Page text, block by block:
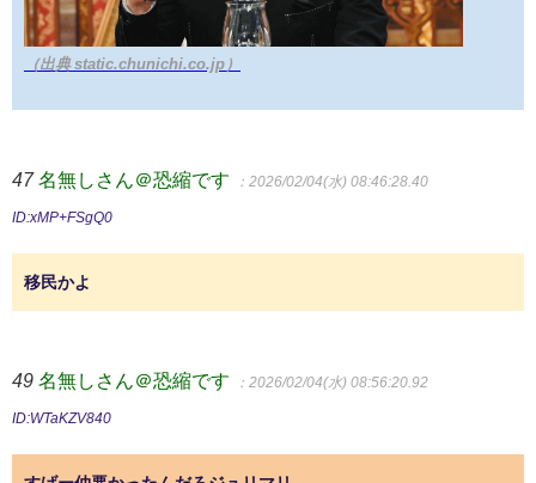
（出典 static.chunichi.co.jp）
47 名無しさん＠恐縮です ：2026/02/04(水) 08:46:28.40
ID:xMP+FSgQ0
移民かよ
49 名無しさん＠恐縮です ：2026/02/04(水) 08:56:20.92
ID:WTaKZV840